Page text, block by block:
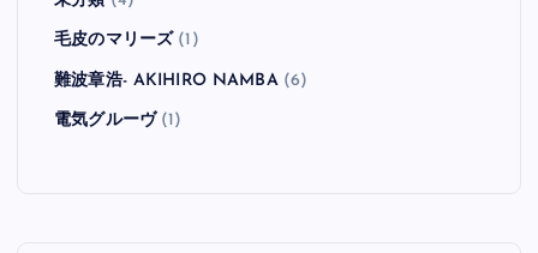
毛皮のマリーズ (1)
難波章浩- AKIHIRO NAMBA(6)
電気グルーヴ(1)